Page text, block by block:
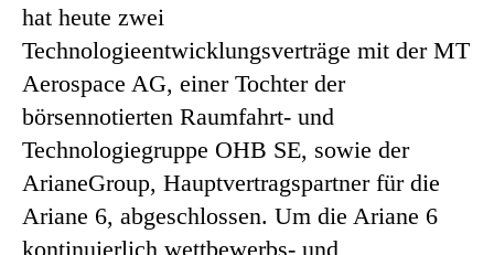
hat heute zwei
Technologieentwicklungsverträge mit der MT
Aerospace AG, einer Tochter der
börsennotierten Raumfahrt- und
Technologiegruppe OHB SE, sowie der
ArianeGroup, Hauptvertragspartner für die
Ariane 6, abgeschlossen. Um die Ariane 6
kontinuierlich wettbewerbs- und